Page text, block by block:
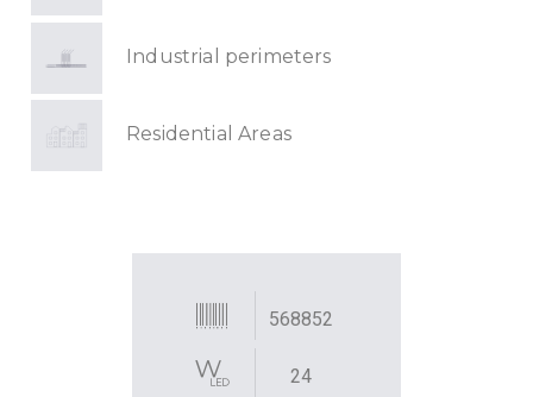
Industrial perimeters
Residential Areas
568852
24